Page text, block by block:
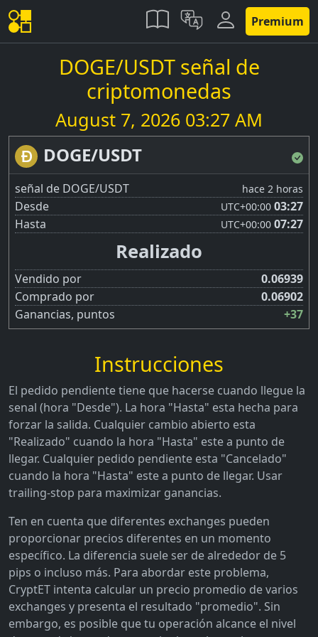
Premium
DOGE/USDT señal de
criptomonedas
August 7, 2026 03:27 AM
DOGE/USDT
señal de DOGE/USDT hace 2 horas
Desde UTC+00:00 03:27
Hasta
UTC+00:00 07:27
Realizado
Vendido por
0.06939
Comprado por
0.06902
Ganancias, puntos
+37
Instrucciones
El pedido pendiente tiene que hacerse cuando llegue la
senal (hora "Desde"). La hora "Hasta" esta hecha para
forzar la salida. Cualquier cambio abierto esta
"Realizado" cuando la hora "Hasta" este a punto de
llegar. Cualquier pedido pendiente esta "Cancelado"
cuando la hora "Hasta" este a punto de llegar. Usar
trailing-stop para maximizar ganancias.
Ten en cuenta que diferentes exchanges pueden
proporcionar precios diferentes en un momento
específico. La diferencia suele ser de alrededor de 5
pips o incluso más. Para abordar este problema,
CryptET intenta calcular un precio promedio de varios
exchanges y presenta el resultado "promedio". Sin
embargo, es posible que tu operación alcance el nivel